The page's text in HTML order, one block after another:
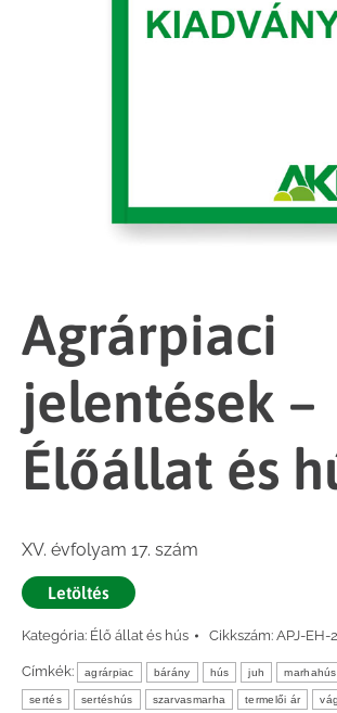
Agrárpiaci
jelentések –
Élőállat és
XV. évfolyam 17. szám
Letöltés
Kategória: Élő állat és hús Cikkszám: APJ-EH-
Címkék: agrárpiac bárány hús juh marhahús
sertés sertéshús szarvasmarha termelői ár